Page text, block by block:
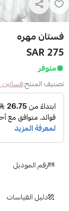
فستان مهره
275 SAR
متوفر
تصنيف المنتج:
رقم الموديل
دليل القياسات